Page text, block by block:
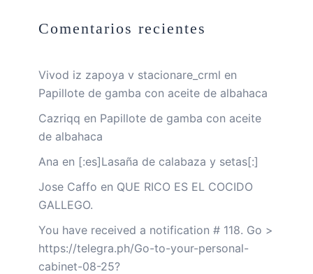
Comentarios recientes
Vivod iz zapoya v stacionare_crml en
Papillote de gamba con aceite de albahaca
Cazriqq en Papillote de gamba con aceite
de albahaca
Ana en [:es]Lasaña de calabaza y setas[:]
Jose Caffo en QUE RICO ES EL COCIDO
GALLEGO.
You have received a notification # 118. Go >
https://telegra.ph/Go-to-your-personal-
cabinet-08-25?